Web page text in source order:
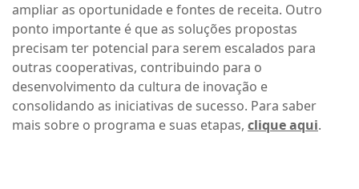
ampliar as oportunidade e fontes de receita. Outro
ponto importante é que as soluções propostas
precisam ter potencial para serem escalados para
outras cooperativas, contribuindo para o
desenvolvimento da cultura de inovação e
consolidando as iniciativas de sucesso. Para saber
mais sobre o programa e suas etapas, clique aqui.